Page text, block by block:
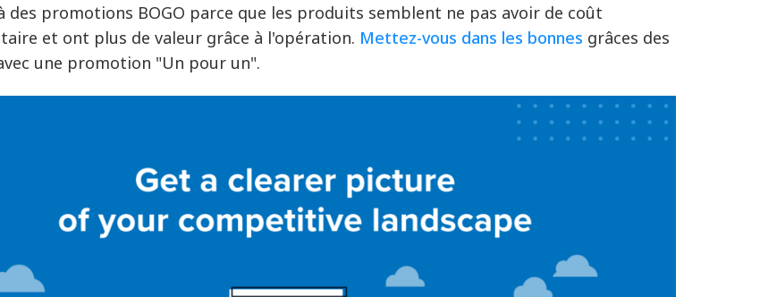
des promotions BOGO parce que les produits semblent ne pas avoir de coût
et ont plus de valeur grâce à l'opération. Mettez-vous dans les bonnes grâces des
une promotion "Un pour un".